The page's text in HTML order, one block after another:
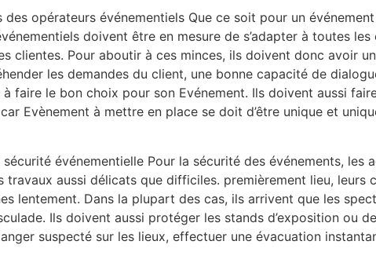
opérateurs événementiels Que ce soit pour un
doivent être en mesure de s’adapter à toutes les
clientes. Pour aboutir à ces minces, ils doivent donc avoir
les demandes du client, une bonne capacité de
faire le bon choix pour son Evénement. Ils doivent aussi
Evènement à mettre en place se doit d’être unique et
événementielle Pour la sécurité des événements, les
travaux aussi délicats que difficiles. premièrement lieu, leurs
lentement. Dans la plupart des cas, ils arrivent que les
Ils doivent aussi protéger les stands d’exposition ou
suspecté sur les lieux, effectuer une évacuation